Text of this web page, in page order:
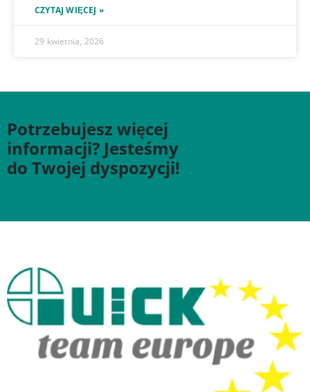
CZYTAJ WIĘCEJ »
29 kwietnia, 2026
Potrzebujesz więcej
informacji? Jesteśmy
do Twojej dyspozycji!